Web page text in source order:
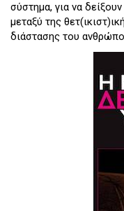
σύστημα, για να
μεταξύ της
διάστασης του